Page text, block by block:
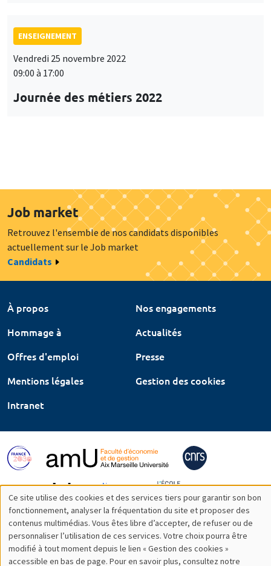
ENSEIGNEMENT
Vendredi 25 novembre 2022
09:00 à 17:00
Journée des métiers 2022
Job market
Retrouvez l'ensemble de nos candidats disponibles
actuellement sur le Job market
Candidats
À propos
Nos engagements
Hommage à
Actualités
Offres d'emploi
Presse
Mentions légales
Gestion des cookies
Intranet
Utilisation
des
données
Ce site utilise des cookies et des services tiers pour garantir son bon
fonctionnement, analyser la fréquentation du site et proposer des
contenus multimédias. Vous êtes libre d’accepter, de refuser ou de
personnaliser l’utilisation de ces services. Votre choix pourra être
modifié à tout moment depuis le lien « Gestion des cookies »
accessible en bas de page. Pour en savoir plus, consultez notre